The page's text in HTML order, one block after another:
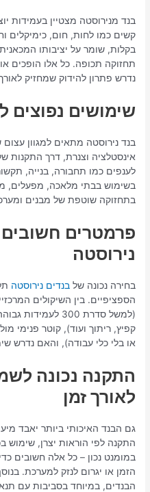
בנד מנירוסטה מצטיין בעמידות
קשים כמו לחות, חום, כימיקלים
בקלות, שומר על יציבותו
תחזוקה תכופה. כל אלו הופכים
נדרש פתרון להידוק שמחזיק
שימושים נפוצים
בנד נירוסטה מתאים למגוון
אינסטלציה וצנרת, דרך התקנות
לענפים כמו תחבורה, בנייה,
בשימוש בבתי מלאכה, מפעלים,
בתחזוקה שוטפת של מבנים
פרמטרים
נירוסטה
בחירה נכונה שלבנדים נירוסטה
הספציפיים. בין השיקולים
(למשל סדרת 300
קפיץ, ריתוך ועוד), קוטר פנימי
או בלי כלי עבודה), והאם נדרש
התקנה נכונה
לאורך זמן
גם הבנד האיכותי ביותר יאבד
התקנה לפי הוראות יצרן, שימוש
במומנט נכון – כל אלה חשובים
הזמן או יגרום לנזק למערכת.
הבנדים, במיוחד בסביבות עם